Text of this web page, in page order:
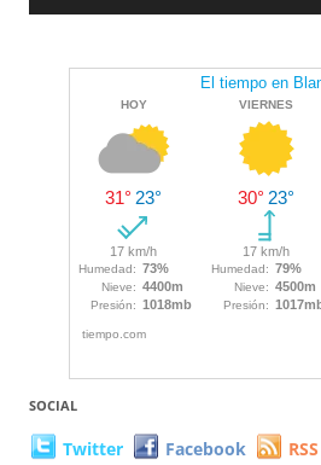
SOCIAL
Twitter Facebook RSS